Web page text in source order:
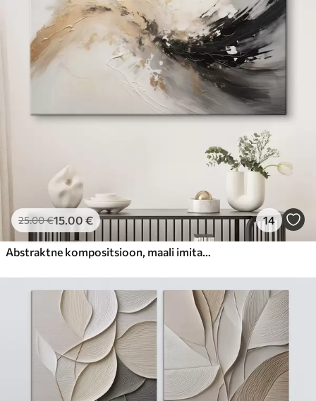
25.00€15.00 € 14
Abstraktne kompositsioon, maali imitatsioon